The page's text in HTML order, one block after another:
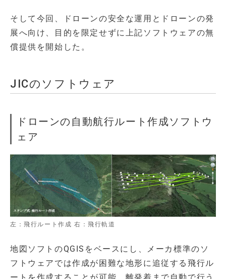
そして今回、ドローンの安全な運用とドローンの発
展へ向け、目的を限定せずに上記ソフトウェアの無
償提供を開始した。
JICのソフトウェア
ドローンの自動航行ルート作成ソフトウ
ェア
左：飛行ルート作成 右：飛行軌道
地図ソフトのQGISをベースにし、メーカ標準のソ
フトウェアでは作成が困難な地形に追従する飛行ル